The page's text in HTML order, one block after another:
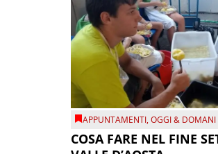
APPUNTAMENTI,OGGI & DOMANI
COSA FARE NEL FINE